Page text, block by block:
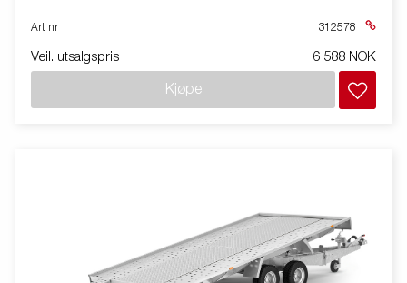
Art nr 312578
Veil. utsalgspris 6 588 NOK
Kjøpe